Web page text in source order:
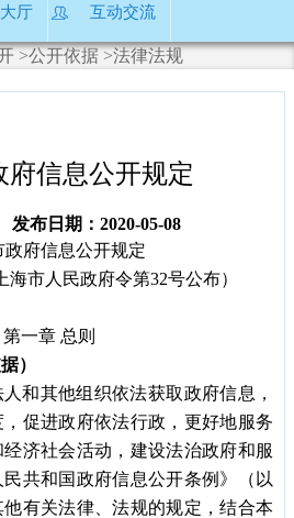
厅 互动交流
>公开依据 >法律法规
府信息公开规定
发布日期：2020-05-08
政府信息公开规定
海市人民政府令第32号公布）
第一章 总则
）
和其他组织依法获取政府信息，
促进政府依法行政，更好地服务
济社会活动，建设法治政府和服
共和国政府信息公开条例》（以
有关法律、法规的规定，结合本